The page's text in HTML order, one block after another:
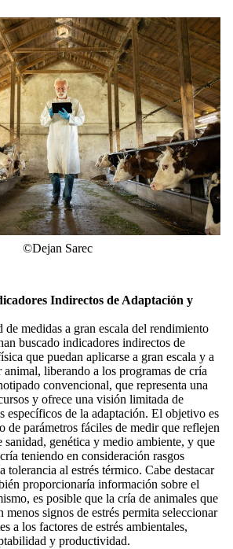
©Dejan Sarec
Indirectos de Adaptación y
de medidas a gran escala del rendimiento
buscado indicadores indirectos de
que puedan aplicarse a gran escala y a
liberando a los programas de cría
convencional, que representa una
y ofrece una visión limitada de
específicos de la adaptación. El objetivo es
de parámetros fáciles de medir que reflejen
sanidad, genética y medio ambiente, y que
teniendo en consideración rasgos
tolerancia al estrés térmico. Cabe destacar
proporcionaría información sobre el
es posible que la cría de animales que
menos signos de estrés permita seleccionar
a los factores de estrés ambientales,
y productividad.